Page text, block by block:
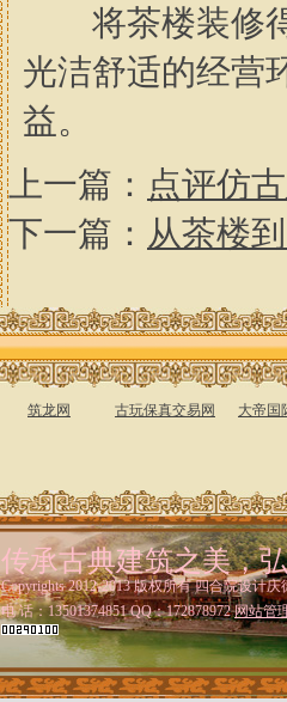
将茶楼装修得
光洁舒适的经营
益。
上一篇： 点评仿
下一篇： 从茶楼
筑龙网 古玩保真交易网 大帝国
传承古典建筑之美，
Copyrights 2012-2013 版权所有 四合院设计
电 话：13501374851 QQ：172878972网站管